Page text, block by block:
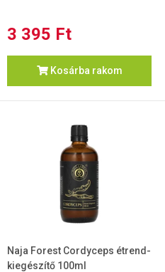
3 395 Ft
Kosárba rakom
Naja Forest Cordyceps étrend-
kiegészítő 100ml